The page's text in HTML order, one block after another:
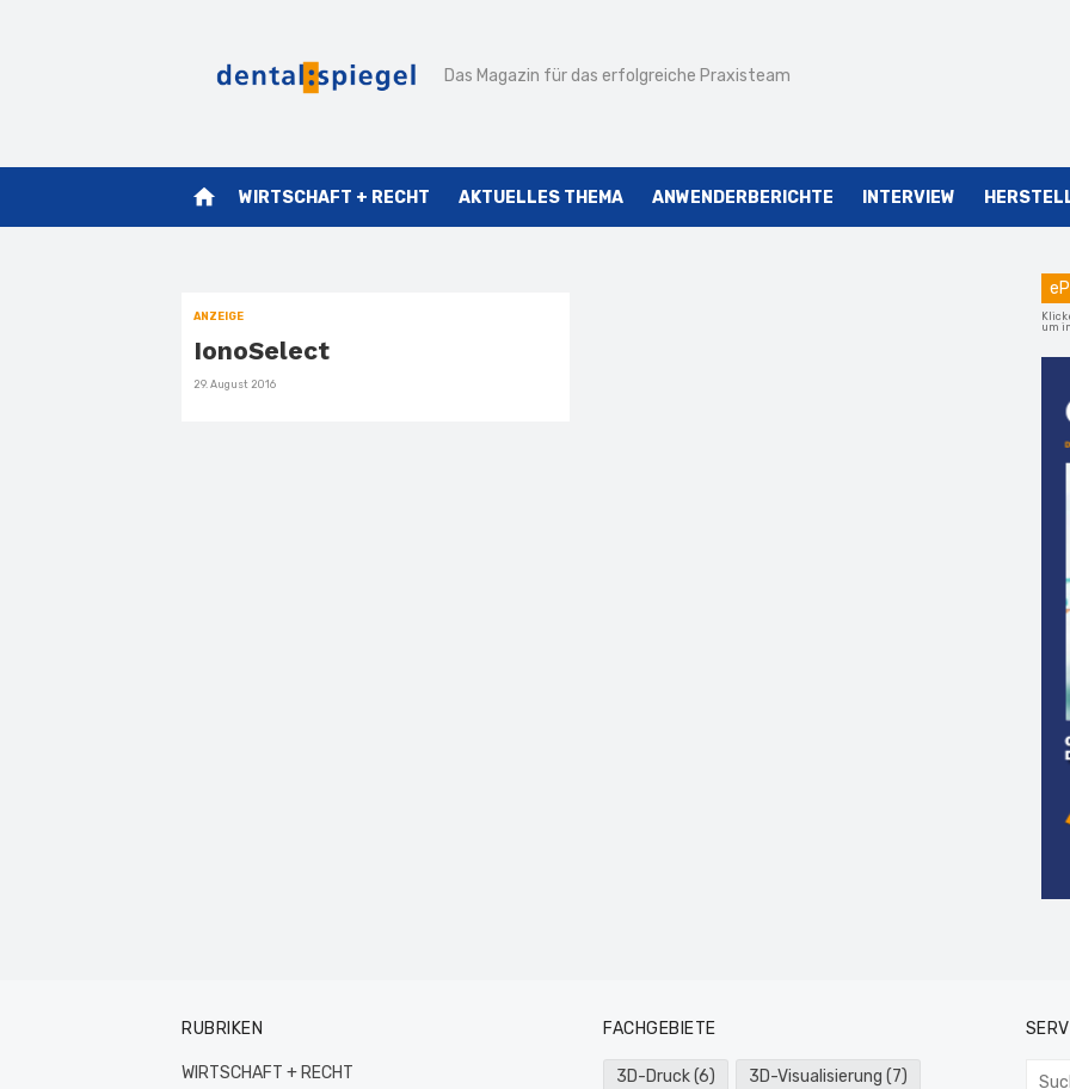
Das Magazin für das erfolgreiche Praxisteam
home WIRTSCHAFT + RECHT AKTUELLES THEMA ANWENDERBERICHTE INTERVIEW
ANZEIGE
IonoSelect
Veröffentlicht
29. August 2016
um
RUBRIKEN
WIRTSCHAFT + RECHT
FACHGEBIETE
3D-Druck(6) 3D-Visualisierung (7)